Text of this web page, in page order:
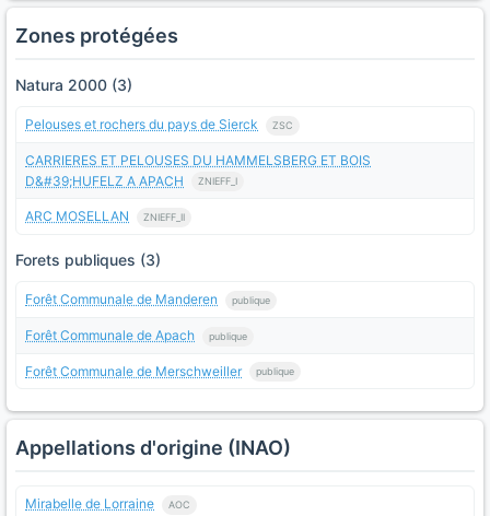
Zones protégées
Natura 2000 (3)
Pelouses et rochers du pays de Sierck ZSC
CARRIERES ET PELOUSES DU HAMMELSBERG ET BOIS
D&#39;HUFELZ A APACH
ZNIEFF_I
ARC MOSELLAN ZNIEFF_II
Forets publiques (3)
Forêt Communale de Manderen publique
Forêt Communale de Apach publique
Forêt Communale de Merschweiller publique
Appellations d'origine (INAO)
Mirabelle de Lorraine AOC